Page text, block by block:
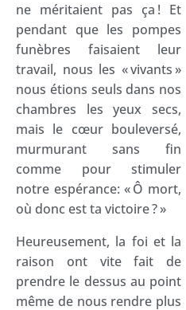
ne méritaient pas ça ! Et
pendant que les pompes
funèbres faisaient leur
travail, nous les « vivants »
nous étions seuls dans nos
chambres les yeux secs,
mais le cœur bouleversé,
murmurant sans fin
comme pour stimuler
notre espérance: « Ô mort,
où donc est ta victoire ? »
Heureusement, la foi et la
raison ont vite fait de
prendre le dessus au point
même de nous rendre plus